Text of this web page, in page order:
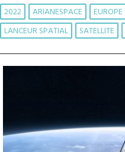
2022 ARIANESPACE EUROPE
LANCEUR SPATIAL
SATELLITE